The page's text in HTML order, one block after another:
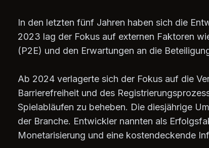
In den letzten fünf Jahren haben sich die
2023 lag der Fokus auf externen Faktoren
(P2E) und den Erwartungen an die
Ab 2024 verlagerte sich der Fokus auf die
Barrierefreiheit und des
Spielabläufen zu beheben. Die diesjährige
der Branche. Entwickler nannten als
Monetarisierung und eine kostendeckende